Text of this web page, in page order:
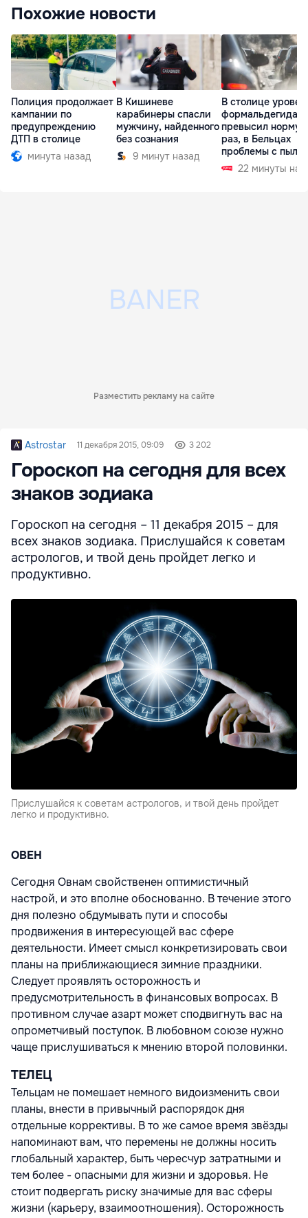
Похожие новости
Полиция продолжает
кампании по
предупреждению
ДТП в столице
минута назад
В Кишиневе
карабинеры спасли
мужчину, найденного
без сознания
9 минут назад
В столице
формальдегида
превысил норму
раз, в Бельцах
проблемы с
22 минуты
Разместить рекламу на сайте
Astrostar 11 декабря 2015, 09:09 3 202
Гороскоп на сегодня для всех
знаков зодиака
Гороскоп на сегодня – 11 декабря 2015 – для
всех знаков зодиака. Прислушайся к советам
астрологов, и твой день пройдет легко и
продуктивно.
Прислушайся к советам астрологов, и твой день пройдет
легко и продуктивно.
ОВЕН
Сегодня Овнам свойственен оптимистичный
настрой, и это вполне обоснованно. В течение этого
дня полезно обдумывать пути и способы
продвижения в интересующей вас сфере
деятельности. Имеет смысл конкретизировать свои
планы на приближающиеся зимние праздники.
Следует проявлять осторожность и
предусмотрительность в финансовых вопросах. В
противном случае азарт может сподвигнуть вас на
опрометчивый поступок. В любовном союзе нужно
чаще прислушиваться к мнению второй половинки.
ТЕЛЕЦ
Тельцам не помешает немного видоизменить свои
планы, внести в привычный распорядок дня
отдельные коррективы. В то же самое время звёзды
напоминают вам, что перемены не должны носить
глобальный характер, быть чересчур затратными и
тем более - опасными для жизни и здоровья. Не
стоит подвергать риску значимые для вас сферы
жизни (карьеру, взаимоотношения). Осторожность